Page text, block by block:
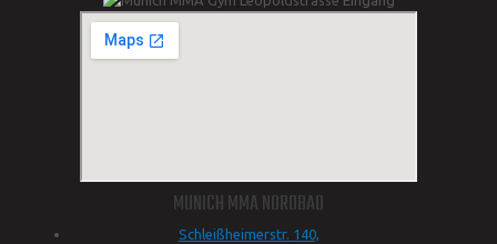
MUNICH MMA NORDBAD
Schleißheimerstr. 140,